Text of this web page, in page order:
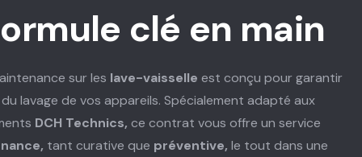
clé en main
sur les lave-vaisselle est conçu pour garantir
lavage de vos appareils. Spécialement adapté aux
DCH Technics, ce contrat vous offre un service
tant curative que préventive, le tout dans une